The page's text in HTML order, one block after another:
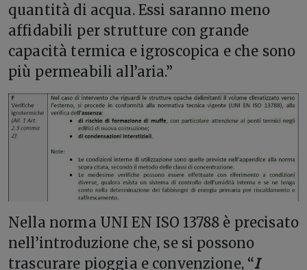
quantità di acqua. Essi saranno meno
affidabili per strutture con grande
capacità termica e igroscopica e che sono
più permeabili all’aria.”
Nella norma UNI EN ISO 13788 è precisato
nell’introduzione che, se si possono
trascurare pioggia e convenzione, “I